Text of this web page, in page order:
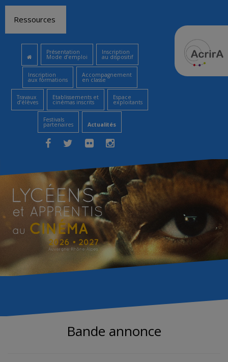
contenu
Ressources
Présentation
Mode d’emploi
Inscription
au dispositif
Inscription
aux formations
Accompagnement
en classe
Travaux
d’élèves
Etablissements et
cinémas inscrits
Espace
exploitants
Festivals
partenaires Actualités
Bande annonce